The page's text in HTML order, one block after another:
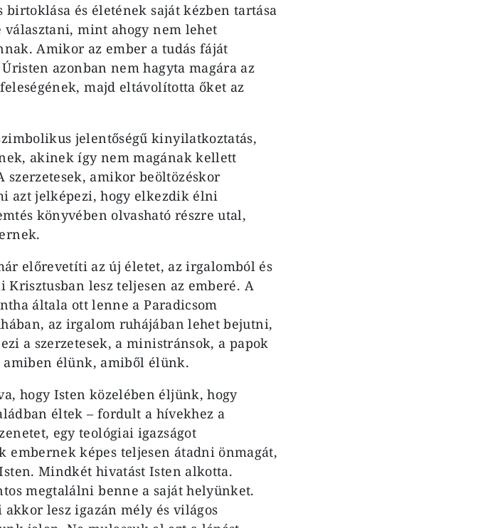
birtoklása és életének saját kézben tartása
mint ahogy nem lehet
Amikor az ember a tudás fáját
azonban nem hagyta magára az
majd eltávolította őket az
jelentőségű kinyilatkoztatás,
akinek így nem magának kellett
szerzetesek, amikor beöltözéskor
azt jelképezi, hogy elkezdik élni
könyvében olvasható részre utal,
előrevetíti az új életet, az irgalomból és
Krisztusban lesz teljesen az emberé. A
általa ott lenne a Paradicsom
az irgalom ruhájában lehet bejutni,
a szerzetesek, a ministránsok, a papok
élünk, amiből élünk.
hogy Isten közelében éljünk, hogy
éltek – fordult a hívekhez a
egy teológiai igazságot
embernek képes teljesen átadni önmagát,
Mindkét hivatást Isten alkotta.
megtalálni benne a saját helyünket.
lesz igazán mély és világos